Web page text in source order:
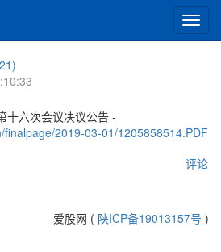
切
换
十六次会议决议公告 -
2019-03-01/1205858514.PDF
评论
爱股网 ( 陕ICP备19013157号 )